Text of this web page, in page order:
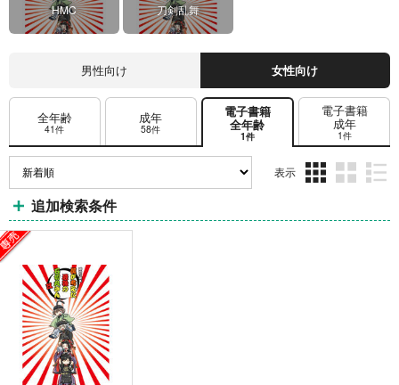
HMC 刀剣乱舞
男性向け 女性向け
全年齢
41件
成年
58件
電子書籍
全年齢
1件
電子書籍
成年
1件
表示
ム
ム
ム
追加検索条件